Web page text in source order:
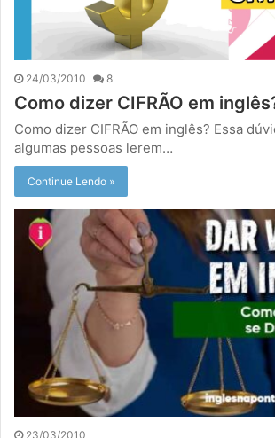
24/03/2010 8
Como dizer CIFRÃO em
Como dizer CIFRÃO em inglês? Essa
algumas pessoas lerem…
Continue Lendo »
23/03/2010